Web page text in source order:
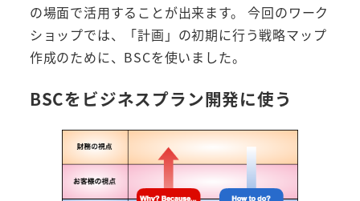
の場面で活用することが出来ます。 今回のワーク
ショップでは、「計画」の初期に行う戦略マップ
作成のために、BSCを使いました。
BSCをビジネスプラン開発に使う